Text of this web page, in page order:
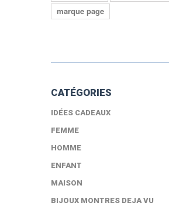
marque page
CATÉGORIES
IDÉES CADEAUX
FEMME
HOMME
ENFANT
MAISON
BIJOUX MONTRES DEJA VU